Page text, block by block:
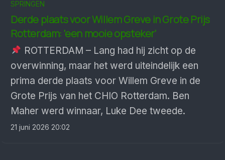
SPRINGEN
Derde plaats voor Willem Greve in Grote Prijs
Rotterdam: ‘een mooie opsteker’
ROTTERDAM – Lang had hij zicht op de
overwinning, maar het werd uiteindelijk een
prima derde plaats voor Willem Greve in de
Grote Prijs van het CHIO Rotterdam. Ben
Maher werd winnaar, Luke Dee tweede.
21 juni 2026 20:02